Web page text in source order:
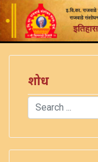
शोध
Search